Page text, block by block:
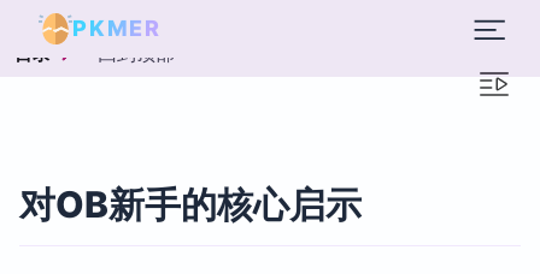
PKMER
目录 回到顶部
对OB新手的核心启示